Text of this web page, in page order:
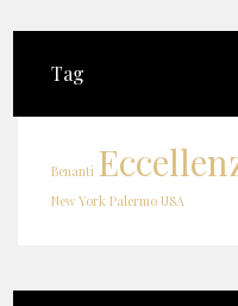
Tag
Benanti
New York Palermo USA